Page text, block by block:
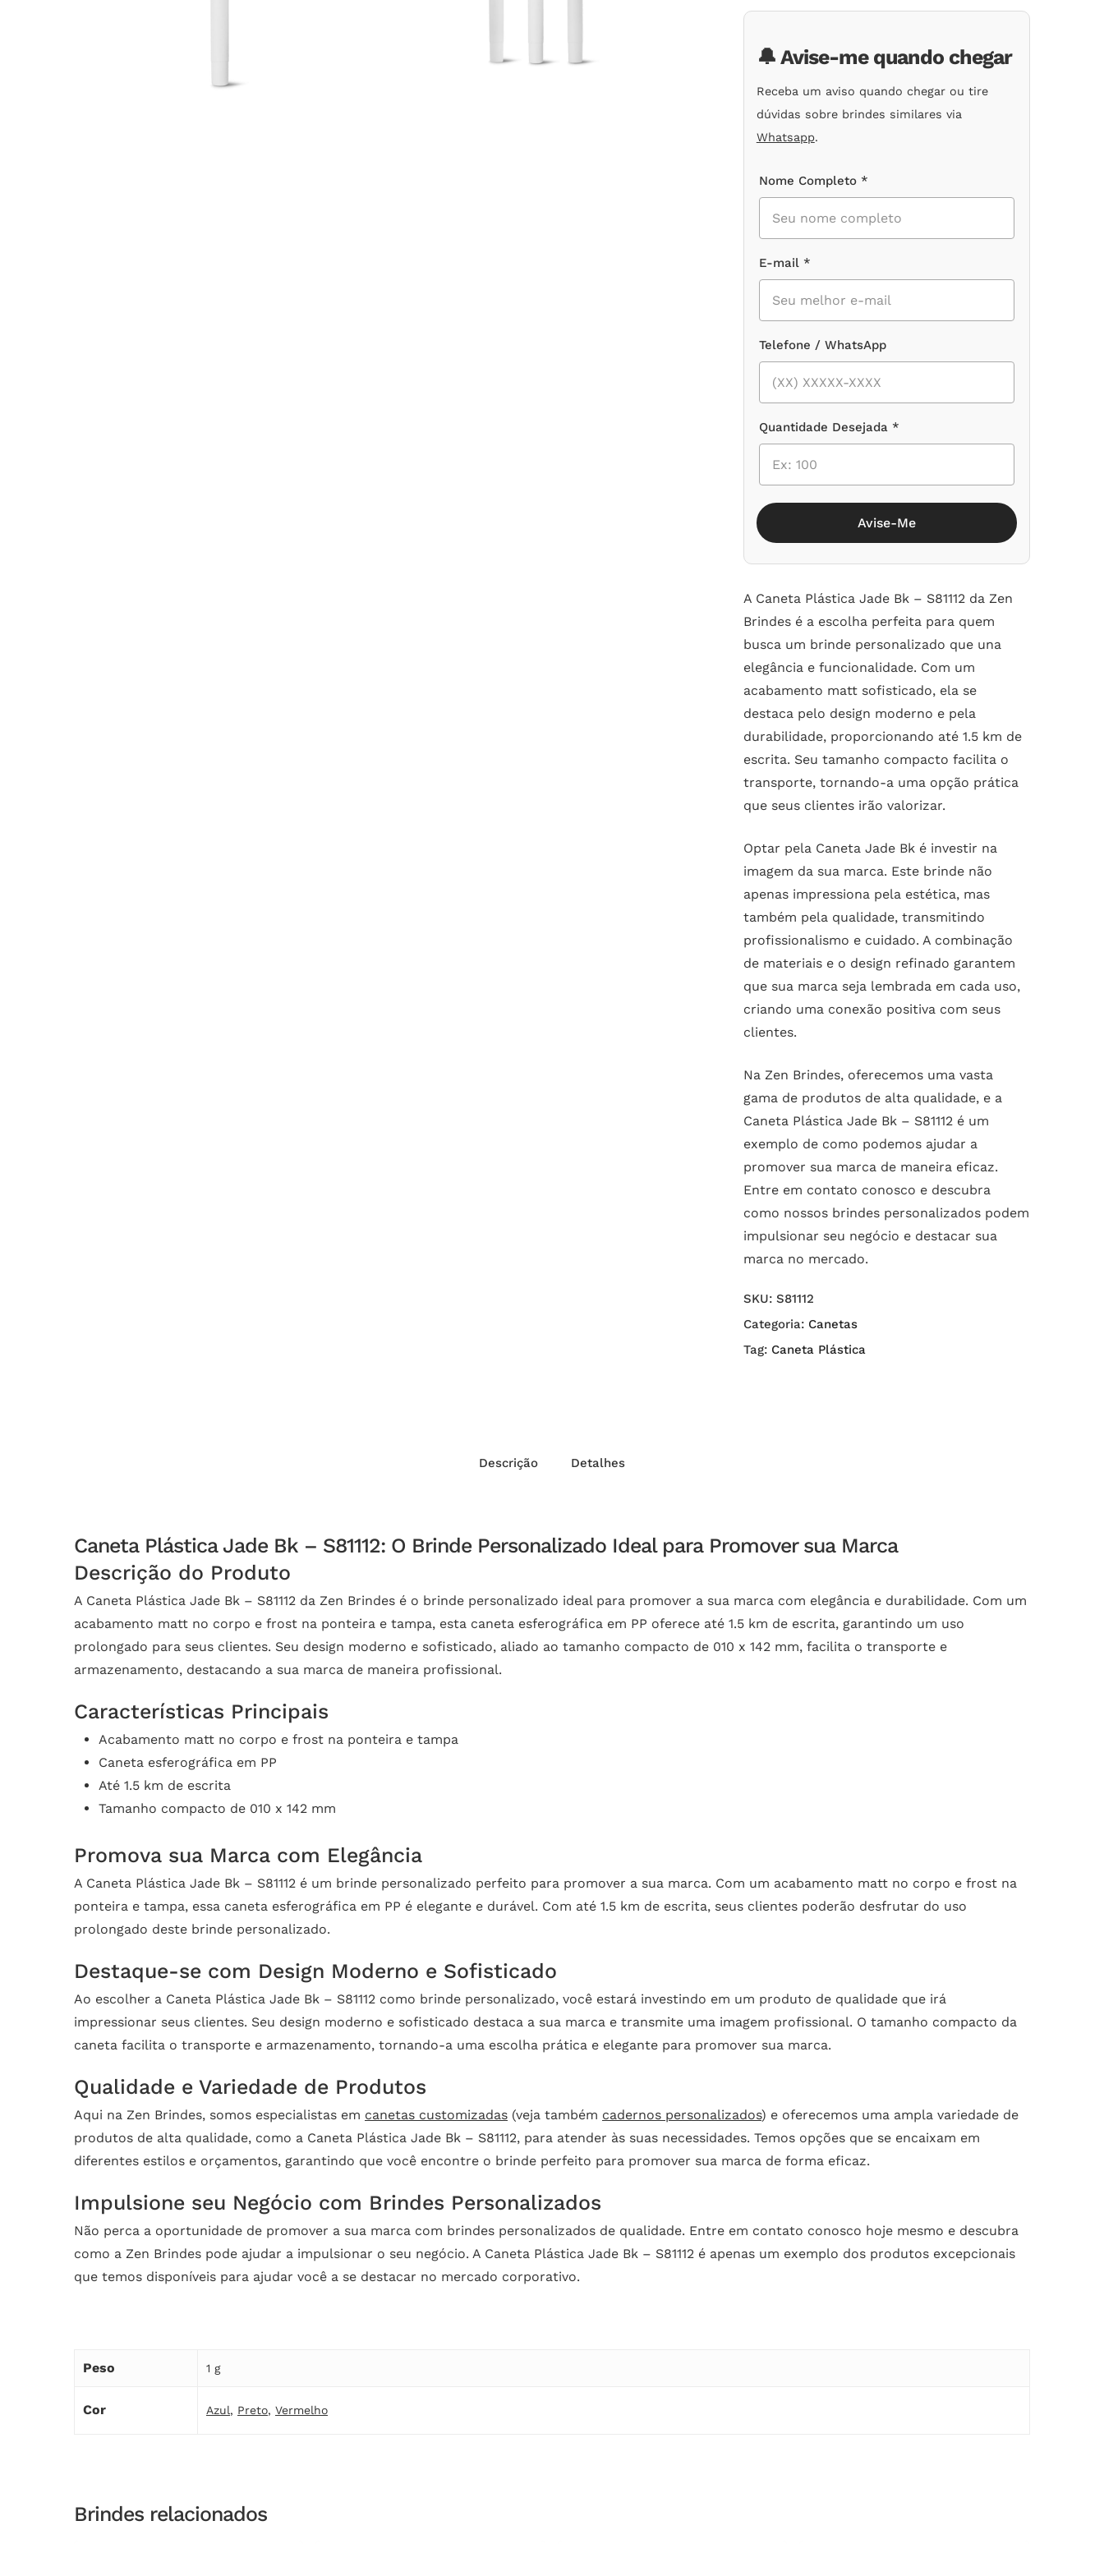
clientes
🔔 Avise-me quando chegar
Receba um aviso quando chegar ou tire
dúvidas sobre brindes similares via
Whatsapp.
Nome Completo *
E-mail *
Telefone / WhatsApp
Quantidade Desejada *
Avise-Me
A Caneta Plástica Jade Bk – S81112 da Zen
Brindes é a escolha perfeita para quem
busca um brinde personalizado que una
elegância e funcionalidade. Com um
acabamento matt sofisticado, ela se
destaca pelo design moderno e pela
durabilidade, proporcionando até 1.5 km de
escrita. Seu tamanho compacto facilita o
transporte, tornando-a uma opção prática
que seus clientes irão valorizar.
Optar pela Caneta Jade Bk é investir na
imagem da sua marca. Este brinde não
apenas impressiona pela estética, mas
também pela qualidade, transmitindo
profissionalismo e cuidado. A combinação
de materiais e o design refinado garantem
que sua marca seja lembrada em cada uso,
criando uma conexão positiva com seus
clientes.
Na Zen Brindes, oferecemos uma vasta
gama de produtos de alta qualidade, e a
Caneta Plástica Jade Bk – S81112 é um
exemplo de como podemos ajudar a
promover sua marca de maneira eficaz.
Entre em contato conosco e descubra
como nossos brindes personalizados podem
impulsionar seu negócio e destacar sua
marca no mercado.
SKU: S81112
Categoria: Canetas
Tag: Caneta Plástica
Descrição Detalhes
Caneta Plástica Jade Bk – S81112: O Brinde Personalizado Ideal para Promover sua Marca
Descrição do Produto
A Caneta Plástica Jade Bk – S81112 da Zen Brindes é o brinde personalizado ideal para promover a sua marca com elegância e durabilidade. Com um
acabamento matt no corpo e frost na ponteira e tampa, esta caneta esferográfica em PP oferece até 1.5 km de escrita, garantindo um uso
prolongado para seus clientes. Seu design moderno e sofisticado, aliado ao tamanho compacto de 010 x 142 mm, facilita o transporte e
armazenamento, destacando a sua marca de maneira profissional.
Características Principais
Acabamento matt no corpo e frost na ponteira e tampa
Caneta esferográfica em PP
Até 1.5 km de escrita
Tamanho compacto de 010 x 142 mm
Promova sua Marca com Elegância
A Caneta Plástica Jade Bk – S81112 é um brinde personalizado perfeito para promover a sua marca. Com um acabamento matt no corpo e frost na
ponteira e tampa, essa caneta esferográfica em PP é elegante e durável. Com até 1.5 km de escrita, seus clientes poderão desfrutar do uso
prolongado deste brinde personalizado.
Destaque-se com Design Moderno e Sofisticado
Ao escolher a Caneta Plástica Jade Bk – S81112 como brinde personalizado, você estará investindo em um produto de qualidade que irá
impressionar seus clientes. Seu design moderno e sofisticado destaca a sua marca e transmite uma imagem profissional. O tamanho compacto da
caneta facilita o transporte e armazenamento, tornando-a uma escolha prática e elegante para promover sua marca.
Qualidade e Variedade de Produtos
Aqui na Zen Brindes, somos especialistas em canetas customizadas (veja também cadernos personalizados) e oferecemos uma ampla variedade de
produtos de alta qualidade, como a Caneta Plástica Jade Bk – S81112, para atender às suas necessidades. Temos opções que se encaixam em
diferentes estilos e orçamentos, garantindo que você encontre o brinde perfeito para promover sua marca de forma eficaz.
Impulsione seu Negócio com Brindes Personalizados
Não perca a oportunidade de promover a sua marca com brindes personalizados de qualidade. Entre em contato conosco hoje mesmo e descubra
como a Zen Brindes pode ajudar a impulsionar o seu negócio. A Caneta Plástica Jade Bk – S81112 é apenas um exemplo dos produtos excepcionais
que temos disponíveis para ajudar você a se destacar no mercado corporativo.
Peso 1 g
Cor Azul, Preto, Vermelho
Brindes relacionados